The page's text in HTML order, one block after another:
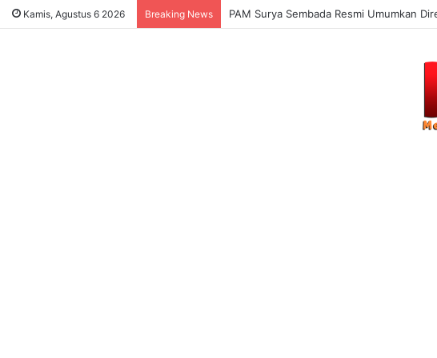
Kamis, Agustus 6 2026 Breaking News Sukses Tekan Bansos Salah Sasaran,